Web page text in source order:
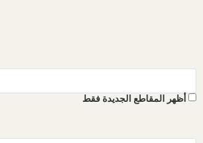
أظهر المقاطع الجديدة فقط